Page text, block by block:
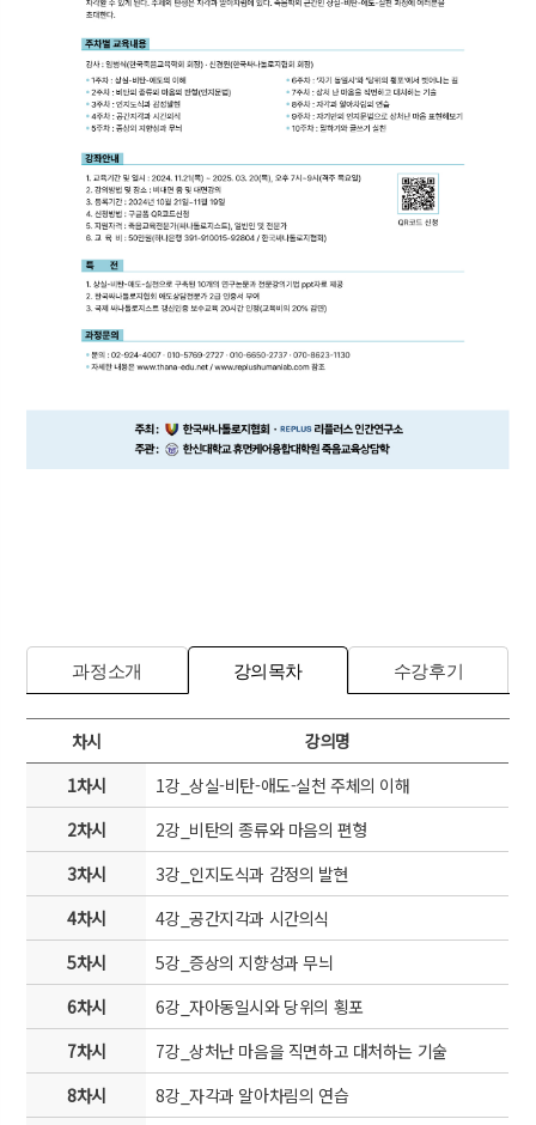
과정소개 강의목차 수강후기
차시
강의명
1차시
1강_상실-비탄-애도-실천 주체의 이해
2차시
2강_비탄의 종류와 마음의 편형
3차시
3강_인지도식과 감정의 발현
4차시
4강_공간지각과 시간의식
5차시
5강_증상의 지향성과 무늬
6차시
6강_자아동일시와 당위의 횡포
7차시
7강_상처난 마음을 직면하고 대처하는 기술
8차시
8강_자각과 알아차림의 연습